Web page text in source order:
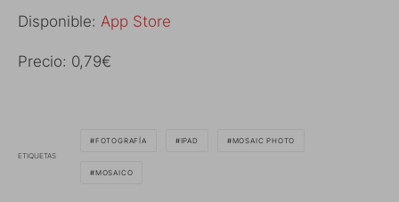
Disponible: App Store
Precio: 0,79€
ETIQUETAS
FOTOGRAFÍA IPAD MOSAIC PHOTO
MOSAICO